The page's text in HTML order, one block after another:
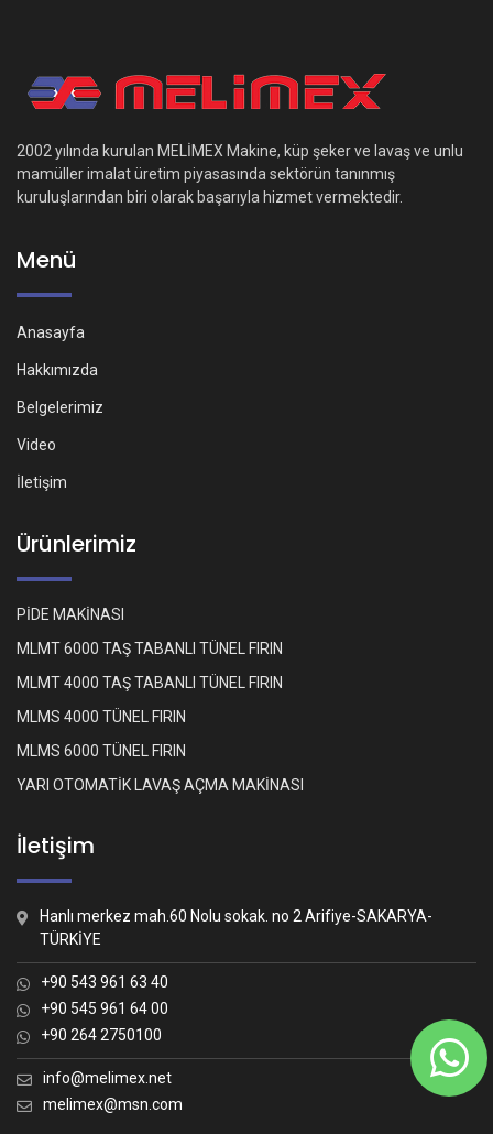
2002 yılında kurulan MELİMEX Makine, küp şeker ve lavaş ve unlu
mamüller imalat üretim piyasasında sektörün tanınmış
kuruluşlarından biri olarak başarıyla hizmet vermektedir.
Menü
Anasayfa
Hakkımızda
Belgelerimiz
Video
İletişim
Ürünlerimiz
PİDE MAKİNASI
MLMT 6000 TAŞ TABANLI TÜNEL FIRIN
MLMT 4000 TAŞ TABANLI TÜNEL FIRIN
MLMS 4000 TÜNEL FIRIN
MLMS 6000 TÜNEL FIRIN
YARI OTOMATİK LAVAŞ AÇMA MAKİNASI
İletişim
Hanlı merkez mah.60 Nolu sokak. no 2 Arifiye-SAKARYA-
TÜRKİYE
+90 543 961 63 40
+90 545 961 64 00
+90 264 2750100
info@melimex.net
melimex@msn.com
Nasıl yardımcı olabiliriz?